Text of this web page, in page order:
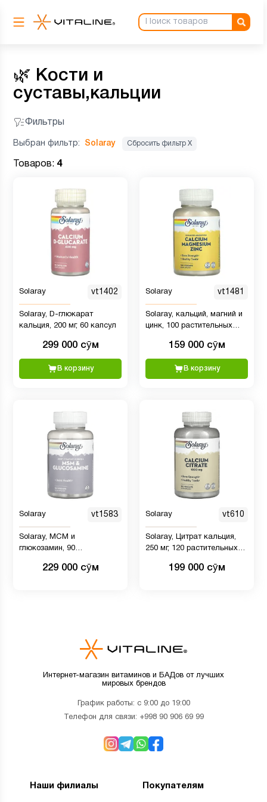
🌿 Кости и
суставы,кальции
Фильтры
Выбран фильтр: Solaray Сбросить фильтр Х
Товаров: 4
Solaray vt1402
Solaray, D-глюкарат
кальция, 200 мг, 60 капсул
299 000 сӯм
В корзину
Solaray vt1481
Solaray, кальций, магний и
цинк, 100 растительных
159 000 сӯм
В корзину
Solaray vt1583
Solaray, МСМ и
глюкозамин, 90
229 000 сӯм
Solaray vt610
Solaray, Цитрат кальция,
250 мг, 120 растительных
199 000 сӯм
Интернет-магазин витаминов и БАДов от лучших
мировых брендов
График работы: с 9:00 до 19:00
Телефон для связи: +998 90 906 69 99
Наши филиалы Покупателям